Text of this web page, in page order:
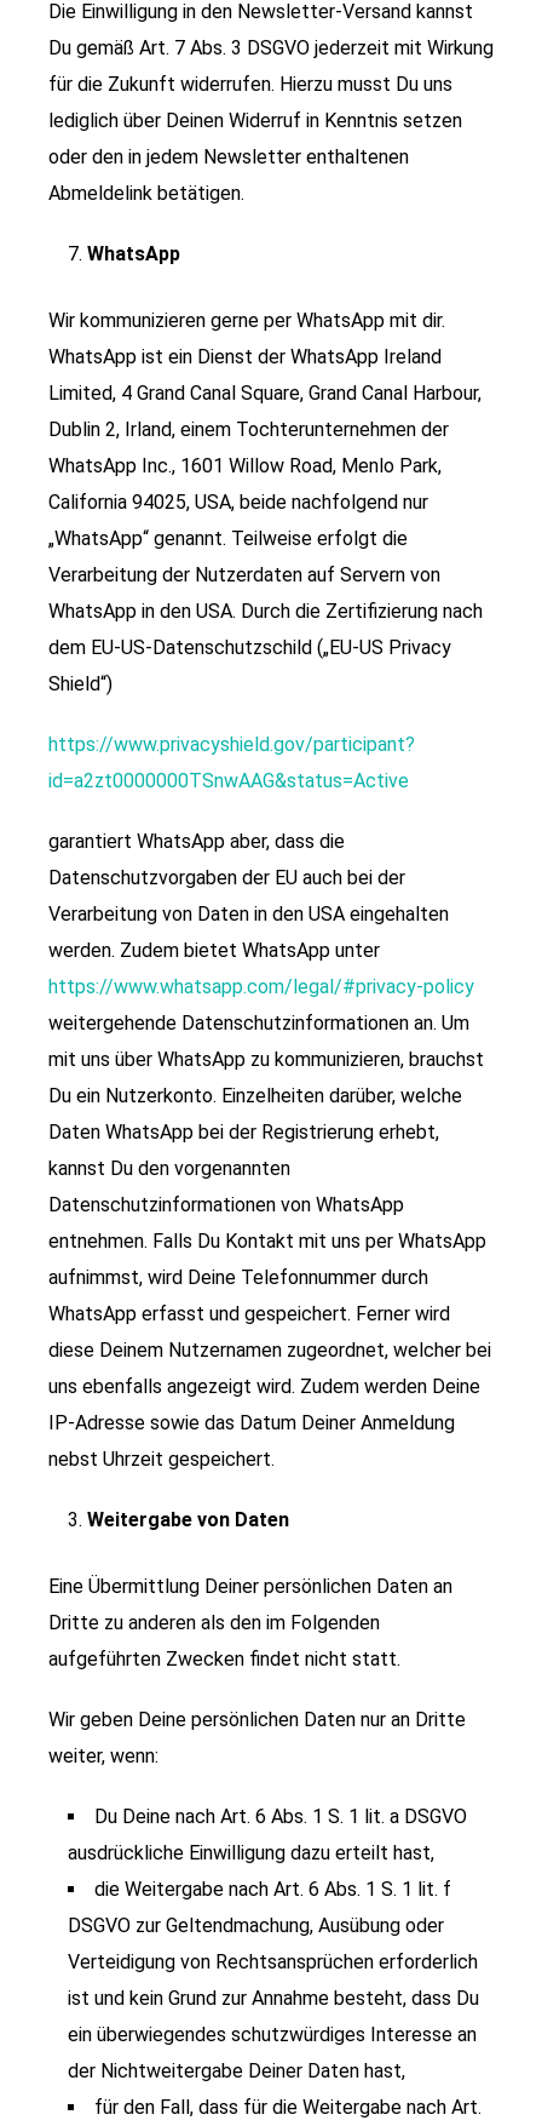
Die Einwilligung in den Newsletter-Versand kannst
Du gemäß Art. 7 Abs. 3 DSGVO jederzeit mit Wirkung
für die Zukunft widerrufen. Hierzu musst Du uns
lediglich über Deinen Widerruf in Kenntnis setzen
oder den in jedem Newsletter enthaltenen
Abmeldelink betätigen.
WhatsApp
Wir kommunizieren gerne per WhatsApp mit dir.
WhatsApp ist ein Dienst der WhatsApp Ireland
Limited, 4 Grand Canal Square, Grand Canal Harbour,
Dublin 2, Irland, einem Tochterunternehmen der
WhatsApp Inc., 1601 Willow Road, Menlo Park,
California 94025, USA, beide nachfolgend nur
„WhatsApp“ genannt. Teilweise erfolgt die
Verarbeitung der Nutzerdaten auf Servern von
WhatsApp in den USA. Durch die Zertifizierung nach
dem EU-US-Datenschutzschild („EU-US Privacy
Shield“)
https://www.privacyshield.gov/participant?
id=a2zt0000000TSnwAAG&status=Active
garantiert WhatsApp aber, dass die
Datenschutzvorgaben der EU auch bei der
Verarbeitung von Daten in den USA eingehalten
werden. Zudem bietet WhatsApp unter
https://www.whatsapp.com/legal/#privacy-policy
weitergehende Datenschutzinformationen an. Um
mit uns über WhatsApp zu kommunizieren, brauchst
Du ein Nutzerkonto. Einzelheiten darüber, welche
Daten WhatsApp bei der Registrierung erhebt,
kannst Du den vorgenannten
Datenschutzinformationen von WhatsApp
entnehmen. Falls Du Kontakt mit uns per WhatsApp
aufnimmst, wird Deine Telefonnummer durch
WhatsApp erfasst und gespeichert. Ferner wird
diese Deinem Nutzernamen zugeordnet, welcher bei
uns ebenfalls angezeigt wird. Zudem werden Deine
IP-Adresse sowie das Datum Deiner Anmeldung
nebst Uhrzeit gespeichert.
Weitergabe von Daten
Eine Übermittlung Deiner persönlichen Daten an
Dritte zu anderen als den im Folgenden
aufgeführten Zwecken findet nicht statt.
Wir geben Deine persönlichen Daten nur an Dritte
weiter, wenn:
Du Deine nach Art. 6 Abs. 1 S. 1 lit. a DSGVO
ausdrückliche Einwilligung dazu erteilt hast,
die Weitergabe nach Art. 6 Abs. 1 S. 1 lit. f
DSGVO zur Geltendmachung, Ausübung oder
Verteidigung von Rechtsansprüchen erforderlich
ist und kein Grund zur Annahme besteht, dass Du
ein überwiegendes schutzwürdiges Interesse an
der Nichtweitergabe Deiner Daten hast,
für den Fall, dass für die Weitergabe nach Art.